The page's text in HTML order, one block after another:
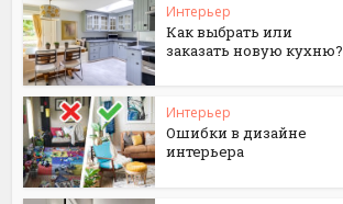
Интерьер
Как выбрать или
заказать новую кухню?
Интерьер
Ошибки в дизайне
интерьера